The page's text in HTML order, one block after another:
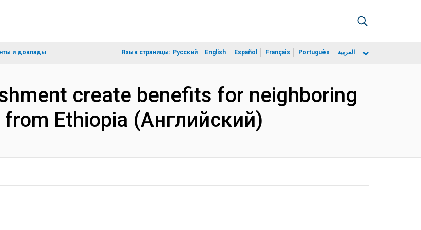
и доклады Язык страницы: Русский English Español Français Português العربية
create benefits for neighboring
Ethiopia (Английский)